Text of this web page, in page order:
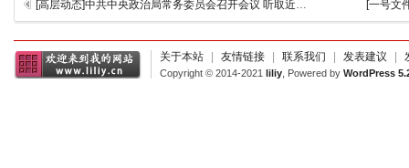
[高层动态]中共中央政治局常务委员会召开会议 听取近期新冠疫情防控工作情况汇报 中共中央总书记习近平主持会议 [一号文
关于本站 友情链接 联系我们 发表建议
Copyright © 2014-2021 liliy , Powered by WordPress